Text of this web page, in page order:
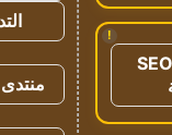
!
تحسين SEO